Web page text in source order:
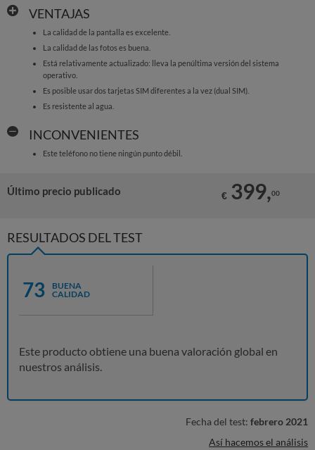
VENTAJAS
La calidad de la pantalla es excelente.
La calidad de las fotos es buena.
Está relativamente actualizado: lleva la penúltima versión del sistema
operativo.
Es posible usar dos tarjetas SIM diferentes a la vez (dual SIM).
Es resistente al agua.
INCONVENIENTES
Este teléfono no tiene ningún punto débil.
Último precio publicado € 399,00
RESULTADOS DEL TEST
73
BUENA
CALIDAD
Este producto obtiene una buena valoración global en
nuestros análisis.
Fecha del test: febrero 2021
Así hacemos el análisis